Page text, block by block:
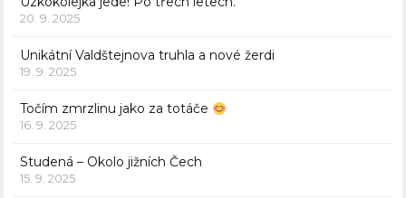
20. 9. 2025
Unikátní Valdštejnova truhla a nové žerdi
19. 9. 2025
Točím zmrzlinu jako za totáče
16. 9. 2025
Studená – Okolo jižních Čech
15. 9. 2025